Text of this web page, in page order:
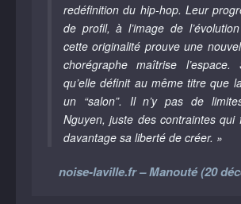
redéfinition du hip-hop. Leur
de profil, à l’image de
cette originalité prouve une
chorégraphe maîtrise l’espace.
qu’elle définit au même titre que
un “salon”. Il n’y pas de
Nguyen, juste des contraintes qui
davantage sa liberté de créer. »
noise-laville.fr – Manouté (20